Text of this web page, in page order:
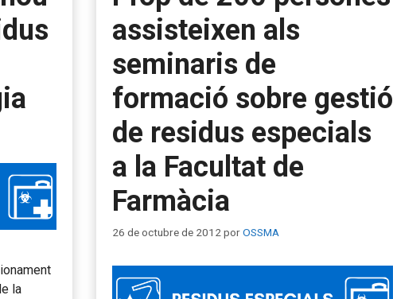
la
assisteixen als
seminaris de
formació sobre gestió
de residus especials
a la Facultat de
Farmàcia
26 de octubre de 2012 porOSSMA